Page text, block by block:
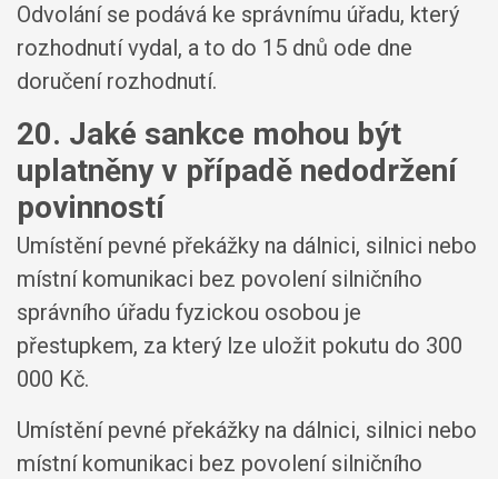
Odvolání se podává ke správnímu úřadu, který
rozhodnutí vydal, a to do 15 dnů ode dne
doručení rozhodnutí.
20. Jaké sankce mohou být
uplatněny v případě nedodržení
povinností
Umístění pevné překážky na dálnici, silnici nebo
místní komunikaci bez povolení silničního
správního úřadu fyzickou osobou je
přestupkem, za který lze uložit pokutu do 300
000 Kč.
Umístění pevné překážky na dálnici, silnici nebo
místní komunikaci bez povolení silničního